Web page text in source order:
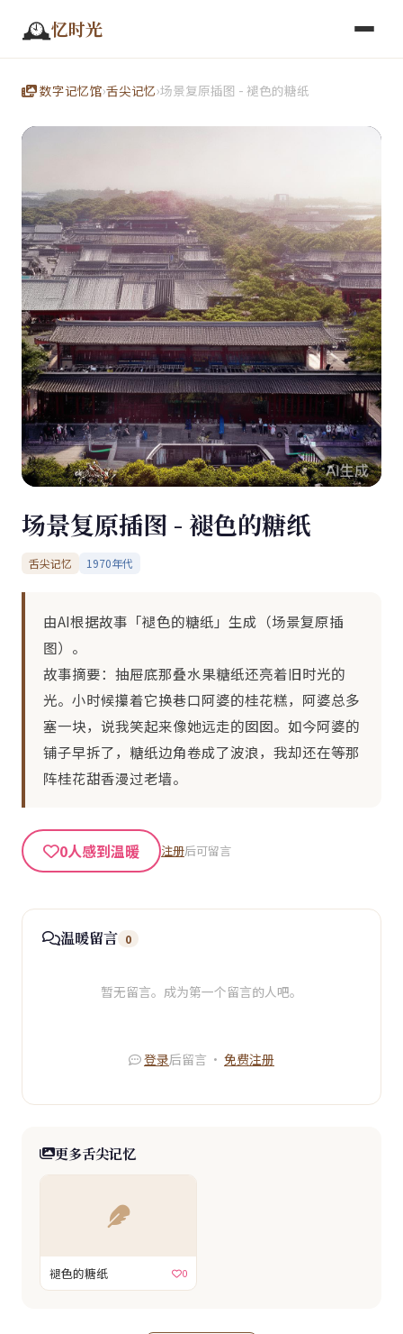
🕰️忆时光
数字记忆馆›舌尖记忆›场景复原插图 - 褪色的糖纸
场景复原插图 - 褪色的糖纸
舌尖记忆 1970年代
由AI根据故事「褪色的糖纸」生成（场景复原插
图）。
故事摘要：抽屉底那叠水果糖纸还亮着旧时光的
光。小时候攥着它换巷口阿婆的桂花糕，阿婆总多
塞一块，说我笑起来像她远走的囡囡。如今阿婆的
铺子早拆了，糖纸边角卷成了波浪，我却还在等那
阵桂花甜香漫过老墙。
0人感到温暖 注册后可留言
温暖留言 0
暂无留言。成为第一个留言的人吧。
登录后留言 · 免费注册
更多舌尖记忆
褪色的糖纸 0